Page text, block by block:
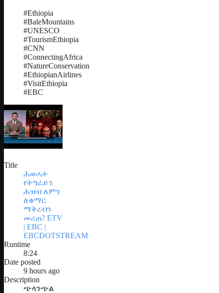
#Ethiopia
#BaleMountains
#UNESCO
#TourismEthiopia
#CNN
#ConnectingAfrica
#NatureConservation
#EthiopianAirlines
#VisitEthiopia
#EBC
Title
ሕወሓት
የትግራይን
ሕዝብ ለምን
ለቁማር
ማቅረብን
መረጠ? ETV
| EBC |
EBCDOTSTREAM
Runtime
8:24
Date posted
9 hours ago
Description
ጭላንጭል